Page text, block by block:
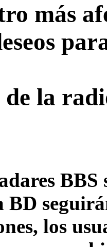
más
la
BD
los